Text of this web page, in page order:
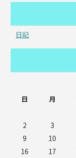
日記
日
月
2
3
9
10
16
17